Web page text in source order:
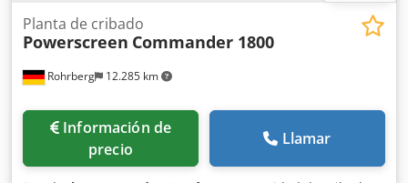
Rohrberg 12.285 km
Planta de cribado
Powerscreen Commander 1800
Información de
precio
Llamar